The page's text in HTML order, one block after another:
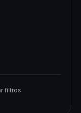
filtros